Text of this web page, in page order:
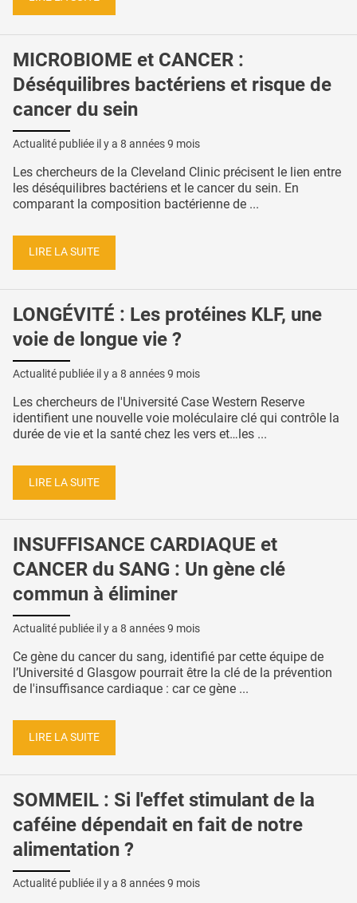
MICROBIOME et CANCER :
Déséquilibres bactériens et risque de
cancer du sein
Actualité publiée il y a 8 années 9 mois
Les chercheurs de la Cleveland Clinic précisent le lien entre
les déséquilibres bactériens et le cancer du sein. En
comparant la composition bactérienne de ...
LIRE LA SUITE
LONGÉVITÉ : Les protéines KLF, une
voie de longue vie ?
Actualité publiée il y a 8 années 9 mois
Les chercheurs de l'Université Case Western Reserve
identifient une nouvelle voie moléculaire clé qui contrôle la
durée de vie et la santé chez les vers et…les ...
LIRE LA SUITE
INSUFFISANCE CARDIAQUE et
CANCER du SANG : Un gène clé
commun à éliminer
Actualité publiée il y a 8 années 9 mois
Ce gène du cancer du sang, identifié par cette équipe de
l’Université d Glasgow pourrait être la clé de la prévention
de l'insuffisance cardiaque : car ce gène ...
LIRE LA SUITE
SOMMEIL : Si l'effet stimulant de la
caféine dépendait en fait de notre
alimentation ?
Actualité publiée il y a 8 années 9 mois